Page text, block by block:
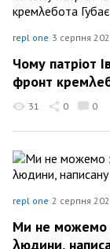
repl one 3 серпня
Чому патріот
фронт
31 0 0
repl one 2 серпня
Ми не можемо
λюдини,